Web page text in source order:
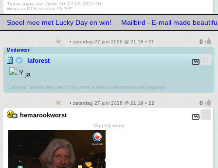
Trotse papa van Jyske O+ 07-03-2025 O+
Winnaar DTS seizoen 93 *O*
Speel mee met Lucky Day en win! Mailbird - E-mail made
• zaterdag 27 juni 2026 @ 21:18 • 21
Moderator
laforest
ja
“Laforest” seems like one of the more intellectual/controversial regulars
• zaterdag 27 juni 2026 @ 21:19 • 22
hemarookworst
Man bijt worst